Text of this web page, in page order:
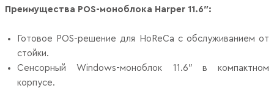
Преимущества POS-моноблока Harper 11.6″:
Готовое POS-решение для HoReCa с обслуживанием от
стойки.
Сенсорный Windows-моноблок 11.6″ в компактном
корпусе.